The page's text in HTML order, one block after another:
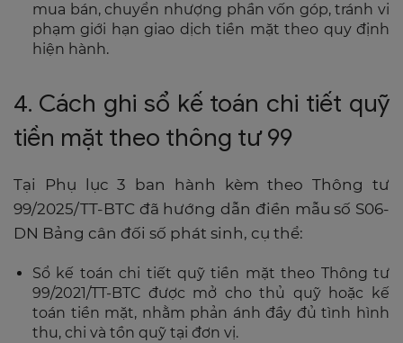
mua bán, chuyển nhượng phần vốn góp, tránh vi
phạm giới hạn giao dịch tiền mặt theo quy định
hiện hành.
4. Cách ghi sổ kế toán chi tiết quỹ
tiền mặt theo thông tư 99
Tại Phụ lục 3 ban hành kèm theo Thông tư
99/2025/TT-BTC đã hướng dẫn điền mẫu số S06-
DN Bảng cân đối số phát sinh, cụ thể:
Sổ kế toán chi tiết quỹ tiền mặt theo Thông tư
99/2021/TT-BTC được mở cho thủ quỹ hoặc kế
toán tiền mặt, nhằm phản ánh đầy đủ tình hình
thu, chi và tồn quỹ tại đơn vị.